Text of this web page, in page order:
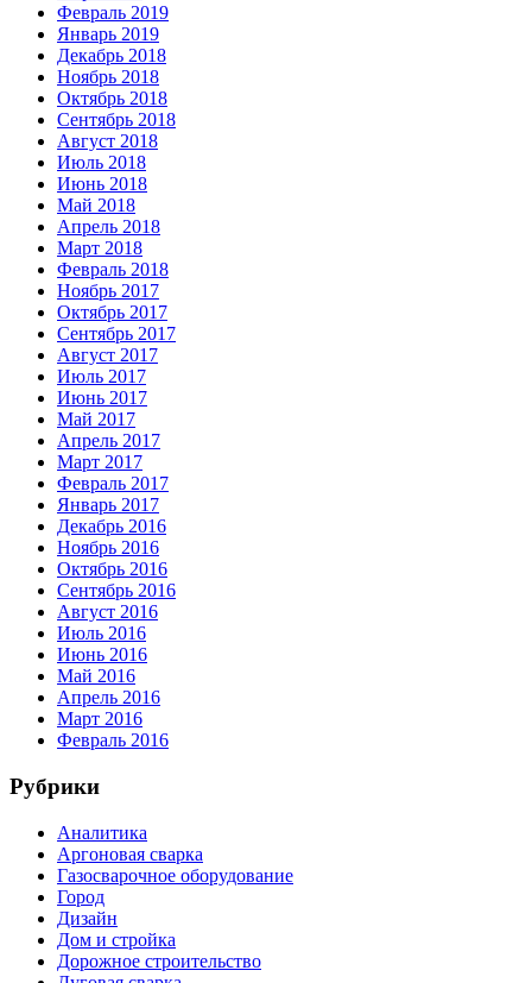
Февраль 2019
Январь 2019
Декабрь 2018
Ноябрь 2018
Октябрь 2018
Сентябрь 2018
Август 2018
Июль 2018
Июнь 2018
Май 2018
Апрель 2018
Март 2018
Февраль 2018
Ноябрь 2017
Октябрь 2017
Сентябрь 2017
Август 2017
Июль 2017
Июнь 2017
Май 2017
Апрель 2017
Март 2017
Февраль 2017
Январь 2017
Декабрь 2016
Ноябрь 2016
Октябрь 2016
Сентябрь 2016
Август 2016
Июль 2016
Июнь 2016
Май 2016
Апрель 2016
Март 2016
Февраль 2016
Рубрики
Аналитика
Аргоновая сварка
Газосварочное оборудование
Город
Дизайн
Дом и стройка
Дорожное строительство